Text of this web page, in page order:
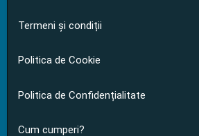
Termeni și condiții
Politica de Cookie
Politica de Confidențialitate
Cum cumperi?